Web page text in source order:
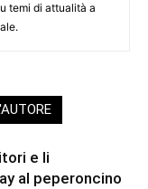
temi di attualità a
e li
al peperoncino